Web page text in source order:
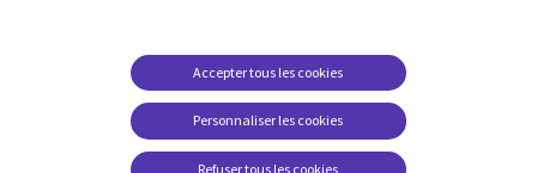
Études de cas
Baladodiffusions
Restrictions et
conditions juridiques
Carrières FAQ
Centre de gestion des
Personnaliser les cookies
Accepter tous les cookies
Refuser tous les cookies